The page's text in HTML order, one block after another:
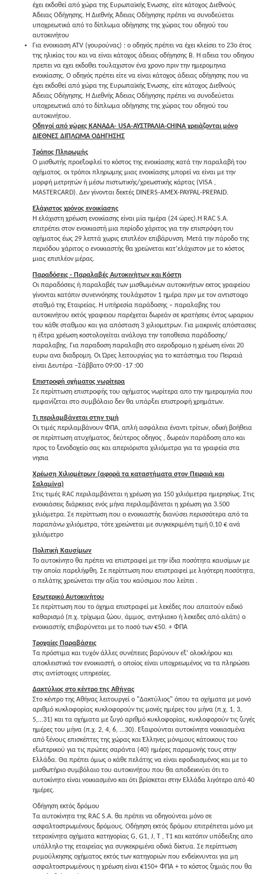
έχει εκδοθεί από χώρα της Ευρωπαϊκής Ένωσης, είτε κάτοχος Διεθνούς
Άδειας Οδήγησης. Η Διεθνής Άδειας Οδήγησης πρέπει να συνοδεύεται
υποχρεωτικά από το δίπλωμα οδήγησης της χώρας του οδηγού του
αυτοκινήτου
Για ενοικιαση ATV (γουρούνας) : ο οδηγός πρέπει να έχει κλείσει το 23ο έτος
της ηλικίας του και να είναι κάτοχος άδειας οδήγησης Β. Η αδεια του οδηγου
πρεπει να εχει εκδοθει τουλαχιστον ένα χρονο πριν την ημερομηνια
ενοικίασης. Ο οδηγός πρέπει είτε να είναι κάτοχος άδειας οδήγησης που να
έχει εκδοθεί από χώρα της Ευρωπαϊκής Ένωσης, είτε κάτοχος Διεθνούς
Άδειας Οδήγησης. Η Διεθνής Άδειας Οδήγησης πρέπει να συνοδεύεται
υποχρεωτικά από το δίπλωμα οδήγησης της χώρας του οδηγού του
αυτοκινήτου.
Οδηγοί από χώρες ΚΑΝΑΔΑ- USA-ΑΥΣΤΡΑΛΙΑ-CHINA χρειάζονται μόνο
ΔΙΕΘΝΕΣ ΔΙΠΛΩΜΑ ΟΔΗΓΗΣΗΣ
Τρόπος Πληρωμής
Ο μισθωτής προεξοφλεί το κόστος της ενοικίασης κατά την παραλαβή του
οχήματος. οι τρόποι πληρωμης μιας ενοικίασης μπορεί να είναι με την
μορφή μετρητών ή μέσω πιστωτικής/χρεωστικής κάρτας (VISA ,
MASTERCARD). Δεν γίνονται δεκτές DINERS-AMEX-PAYPAL-PREPAID.
Eλάχιστος χρόνος ενοικίασης
Η ελάχιστη χρέωση ενοικίασης είναι μία ημέρα (24 ώρες).Η RAC S.A.
επιτρέπει στον ενοικιαστή μια περίοδο χάριτος για την επιστρόφη του
οχήματος έως 29 λεπτά χωρις επιπλέον επιβάρυνση. Μετά την πάροδο της
περιόδου χάριτος ο ενοικιαστής θα χρεώνεται κατ’ελάχιστον με το κόστος
μιας επιπλέον μέρας.
Παραδόσεις - Παραλαβές Αυτοκινήτων και Κόστη
Οι παραδόσεις ή παραλαβές των μισθωμένων αυτοκινήτων εκτος γραφείου
γίνονται κατόπιν συνεννόησης τουλάχιστον 1 ημέρα πριν με τον αντιστοιχο
σταθμό της Εταιρείας. H υπήρεσία παράδοσης – παραλαβης του
αυτοκινήτου εκτός γραφειου παρέχεται δωρεάν σε κρατήσεις έντος ωραριου
του κάθε σταθμου και για απόσταση 3 χιλιομετρων. Για μακρινές απόστασεις
η έξτρα χρέωση κοστολογείται ανάλογα την τοποθεσια παράδοσης/
παραλαβης. Για παραδοση παραλαβη στο αεροδρομιο η χρέωση είναι 20
ευρω ανα διαδρομη. Οι Ώρες λειτουργίας για το κατάστημα του Πειραιά
είναι Δευτέρα –Σάββατο 09:00 -17 :00
Επιστροφή οχήματος νωρίτερα
Σε περίπτωση επιστροφής του οχήματος νωρίτερα απο την ημερομηνία που
εμφανίζεται στο συμβόλαιο δεν θα υπάρξει επιστροφή χρημάτων.
Τι περιλαμβάνεται στην τιμή
Οι τιμές περιλαμβάνουν ΦΠΑ, απλή ασφάλεια έναντι τρίτων, οδική βοήθεια
σε περίπτωση ατυχήματος, δεύτερος οδηγος , δωρεάν παράδοση απο και
προς το ξενοδοχείο σας και απεριόριστα χιλιόμετρα για τα γραφεία στα
νησια
Χρέωση Χιλιομέτρων (αφορά τα καταστήματα στον Πειραιά και
Σαλαμίνα)
Στις τιμές RAC περιλαμβάνεται η χρέωση για 150 χιλιόμετρα ημερησίως. Στις
ενοικιάσεις διάρκειας ενός μήνα περιλαμβάνεται η χρέωση για 3.500
χιλιόμετρα. Σε περίπτωση που ο ενοικιαστής διανύσει περισσότερα από τα
παραπάνω χιλιόμετρα, τότε χρεώνεται με συγκεκριμένη τιμή 0,10 € ανά
χιλιόμετρο
Πολιτική Καυσίμων
Το αυτοκίνητο θα πρέπει να επιστραφεί με την ίδια ποσότητα καυσίμων με
την οποία παρελήφθη. Σε περίπτωση που επιστραφεί με λιγότερη ποσότητα,
ο πελάτης χρεώνεται την αξία του καύσιμου που λείπει .
Εσωτερικό Αυτοκινήτου
Σε περίπτωση που το όχημα επιστραφεί με λεκέδες που απαιτούν ειδικό
καθαρισμό (π.χ. τρίχωμα ζώου, άμμος, αντηλιακο ή λεκεδες από αλάτι) ο
ενοικιαστής επιβαρύνεται με το ποσό των €50. + ΦΠΑ
Τροχαίες Παραβάσεις
Τα πρόστιμα και τυχόν άλλες συνέπειες βαρύνουν εξ’ ολοκλήρου και
αποκλειστικά τον ενοικιαστή, ο οποίος είναι υποχρεωμένος να τα πληρώσει
στις αντίστοιχες υπηρεσίες.
Δακτύλιος στο κέντρο της Αθήνας
Στο κέντρο της Αθήνας λειτουργεί ο "Δακτύλιος" όπου τα οχήματα με μονό
αριθμό κυκλοφορίας κυκλοφορούν τις μονές ημέρες του μήνα (π.χ. 1, 3,
5,...31) και τα οχήματα με ζυγό αριθμό κυκλοφορίας, κυκλοφορούν τις ζυγές
ημέρες του μήνα (π.χ. 2, 4, 6, ...30). Εξαιρούνται αυτοκίνητα νοικιασμένα
από ξένους επισκέπτες της χώρας και Έλληνες μόνιμους κάτοικους του
εξωτερικού για τις πρώτες σαράντα (40) ημέρες παραμονής τους στην
Ελλάδα. Θα πρέπει όμως ο κάθε πελάτης να είναι εφοδιασμένος και με το
μισθωτήριο συμβόλαιο του αυτοκινήτου που θα αποδεικνύει ότι το
αυτοκίνητο είναι νοικιασμένο και ότι βρίσκεται στην Ελλάδα λιγότερο από 40
ημέρες.
Οδήγηση εκτός δρόμου
Τα αυτοκίνητα της RAC S.A. θα πρέπει να οδηγούνται μόνο σε
ασφαλτοστρωμένους δρόμους. Οδήγηση εκτός δρόμου επιτρέπεται μόνο με
τετρακίνητα οχήματα κατηγορίας G, G1, J, T , Τ1 και κατόπιν υπόδειξης απο
υπάλληλο της εταιρείας για συγκεκριμένα οδικά δίκτυα. Σε περίπτωση
ρυμούλκησης οχήματος εκτός των κατηγοριών που ενδείκνυνται για μη
ασφαλτοστρωμένους η χρέωση είναι €150+ ΦΠΑ + το κόστος ζημιάς που θα